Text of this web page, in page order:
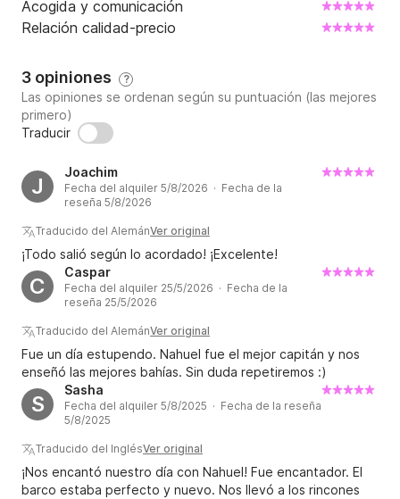
Acogida y comunicación
Relación calidad-precio
3 opiniones ?
Las opiniones se ordenan según su puntuación (las mejores
primero)
Traducir
J
Joachim
Fecha del alquiler 5/8/2026 · Fecha de la
reseña 5/8/2026
Traducido del AlemánVer original
¡Todo salió según lo acordado! ¡Excelente!
C
Caspar
Fecha del alquiler 25/5/2026 · Fecha de la
reseña 25/5/2026
Traducido del AlemánVer original
Fue un día estupendo. Nahuel fue el mejor capitán y nos
enseñó las mejores bahías. Sin duda repetiremos :)
S
Sasha
Fecha del alquiler 5/8/2025 · Fecha de la reseña
5/8/2025
Traducido del InglésVer original
¡Nos encantó nuestro día con Nahuel! Fue encantador. El
barco estaba perfecto y nuevo. Nos llevó a los rincones